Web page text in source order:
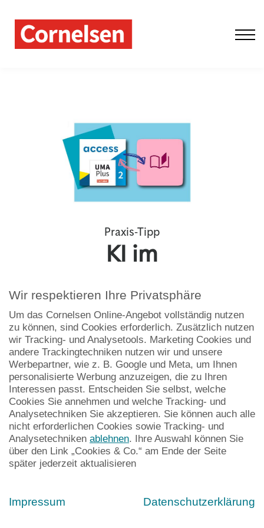
Fobi Live-Online
Aktuelles
Über uns
Praxis-Tipp
KI im
Plus
Einfach Zusatzmaterialien
passend zum Schulbuch
Accesserstellen
Kostenlos bestellen
Sie möchten noch mehr üben, vertiefen,
Wir respektieren Ihre Privatsphäre
Um das Cornelsen Online-Angebot vollständig nutzen
zu können, sind Cookies erforderlich. Zusätzlich nutzen
wir Tracking- und Analysetools. Marketing Cookies und
andere Trackingtechniken nutzen wir und unsere
Werbepartner, wie z. B. Google und Meta, um Ihnen
personalisierte Werbung anzuzeigen, die zu Ihren
Interessen passt. Entscheiden Sie selbst, welche
Cookies Sie annehmen und welche Tracking- und
Analysetechniken Sie akzeptieren. Sie können auch alle
nicht erforderlichen Cookies sowie Tracking- und
Analysetechniken ablehnen. Ihre Auswahl können Sie
über den Link „Cookies & Co.“ am Ende der Seite
später jederzeit aktualisieren
Impressum Datenschutzerklärung